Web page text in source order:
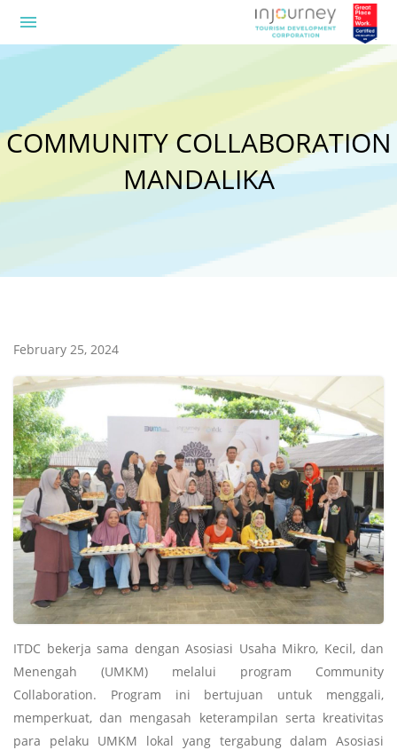
menu
COMMUNITY COLLABORATION
MANDALIKA
February 25, 2024
ITDC bekerja sama dengan Asosiasi Usaha Mikro, Kecil, dan
Menengah (UMKM) melalui program Community
Collaboration. Program ini bertujuan untuk menggali,
memperkuat, dan mengasah keterampilan serta kreativitas
para pelaku UMKM lokal yang tergabung dalam Asosiasi